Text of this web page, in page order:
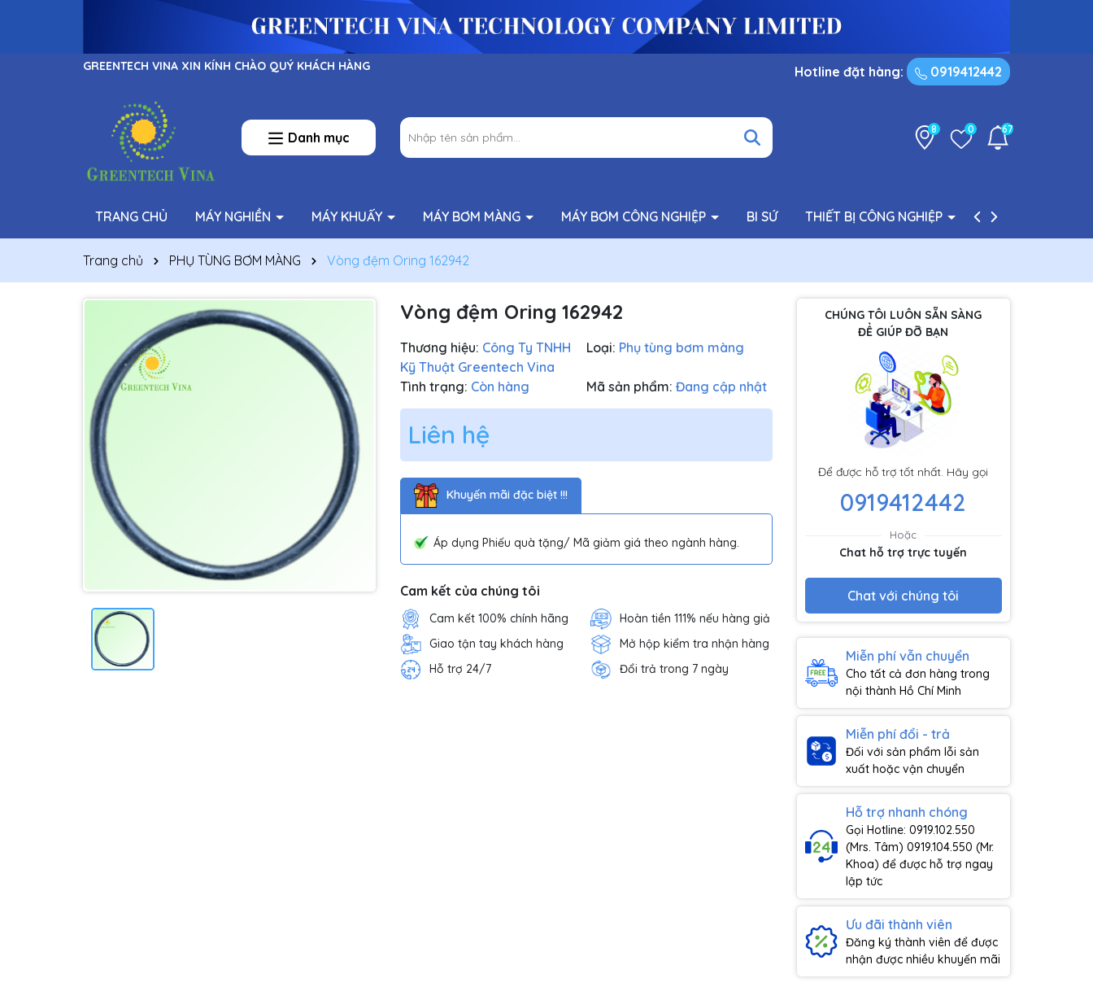
GREENTECH VINA XIN KÍNH CHÀO QUÝ KHÁCH HÀNG Hotline đặt hàng: 0919412442
Danh mục
8 0 67
TRANG CHỦ MÁY NGHIỀN MÁY KHUẤY MÁY BƠM MÀNG MÁY BƠM CÔNG NGHIỆP BI SỨ THIẾT BỊ CÔNG NGHIỆP PHỤ TÙNG BƠM
Trang chủ PHỤ TÙNG BƠM MÀNG Vòng đệm Oring 162942
Vòng đệm Oring 162942
Thương hiệu: Công Ty TNHH
Kỹ Thuật Greentech Vina
Loại: Phụ tùng bơm màng
Tình trạng: Còn hàng Mã sản phẩm: Đang cập nhật
Liên hệ
Khuyến mãi đặc biệt !!!
Áp dụng Phiếu quà tặng/ Mã giảm giá theo ngành hàng.
Cam kết của chúng tôi
Cam kết 100% chính hãng
Hoàn tiền 111% nếu hàng giả
Giao tận tay khách hàng
Mở hộp kiểm tra nhận hàng
Hỗ trợ 24/7
Đổi trả trong 7 ngày
CHÚNG TÔI LUÔN SẴN SÀNG
ĐỂ GIÚP ĐỠ BẠN
Để được hỗ trợ tốt nhất. Hãy gọi
0919412442
Hoặc
Chat hỗ trợ trực tuyến
Chat với chúng tôi
Miễn phí vẫn chuyển
Cho tất cả đơn hàng trong
nội thành Hồ Chí Minh
Miễn phí đổi - trả
Đối với sản phẩm lỗi sản
xuất hoặc vận chuyển
Hỗ trợ nhanh chóng
Gọi Hotline: 0919.102.550
(Mrs. Tâm) 0919.104.550 (Mr.
Khoa) để được hỗ trợ ngay
lập tức
Ưu đãi thành viên
Đăng ký thành viên để được
nhận được nhiều khuyến mãi